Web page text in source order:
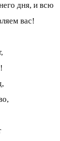
дня, и всю
вас!